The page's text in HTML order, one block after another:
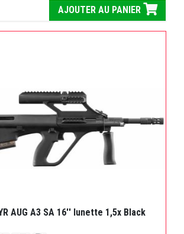
AJOUTER AU PANIER
AUG A3 SA 16'' lunette 1,5x Black